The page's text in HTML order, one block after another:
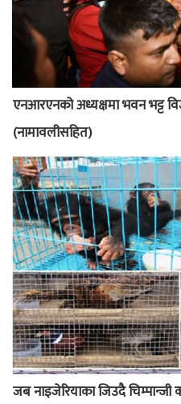
एनआरएनको अध्यक्षमा भवन भट्ट
(नामावलीसहित)
जब नाइजेरियाका जिउदै चिम्पान्जी